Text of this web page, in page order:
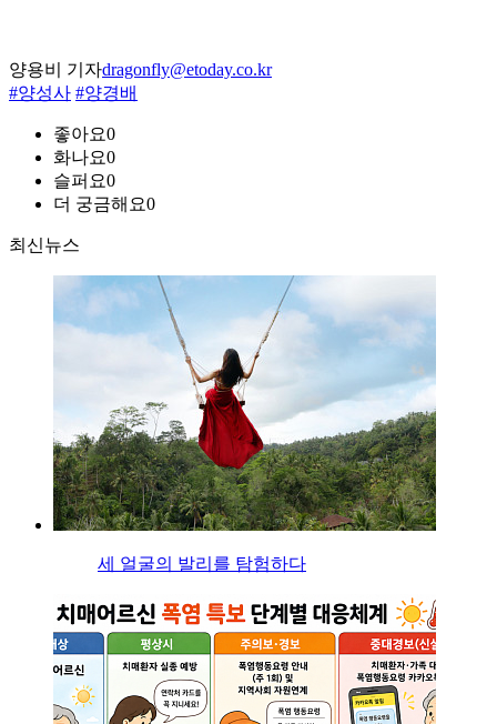
양용비 기자dragonfly@etoday.co.kr
#양성사 #양경배
좋아요0
화나요0
슬퍼요0
더 궁금해요0
최신뉴스
세 얼굴의 발리를 탐험하다